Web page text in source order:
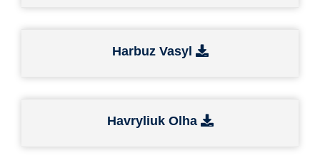
Harbuz Vasyl
Havryliuk Olha